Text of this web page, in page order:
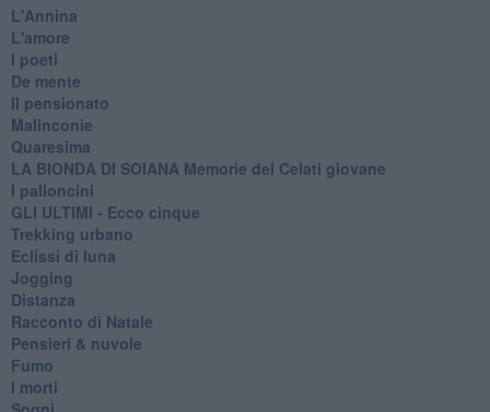
L'Annina
L'amore
I poeti
De mente
Il pensionato
Malinconie
Quaresima
LA BIONDA DI SOIANA Memorie del Celati giovane
I palloncini
GLI ULTIMI - Ecco cinque
Trekking urbano
Eclissi di luna
Jogging
Distanza
Racconto di Natale
Pensieri & nuvole
Fumo
I morti